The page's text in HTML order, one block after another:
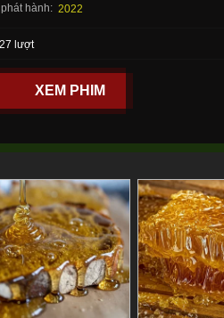
phát hành: 2022
lượt
XEM PHIM